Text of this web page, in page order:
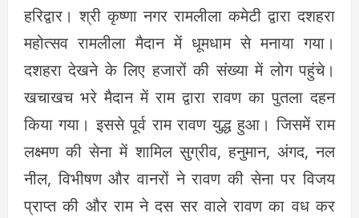
हरिद्वार। श्री कृष्णा नगर रामलीला कमेटी द्वारा दशहरा
महोत्सव रामलीला मैदान में धूमधाम से मनाया गया।
दशहरा देखने के लिए हजारों की संख्या में लोग पहुंचे।
खचाखच भरे मैदान में राम द्वारा रावण का पुतला दहन
किया गया। इससे पूर्व राम रावण युद्ध हुआ। जिसमें राम
लक्ष्मण की सेना में शामिल सुग्रीव, हनुमान, अंगद, नल
नील, विभीषण और वानरों ने रावण की सेना पर विजय
प्राप्त की और राम ने दस सर वाले रावण का वध कर